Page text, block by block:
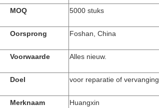
MOQ 5000 stuks
Oorsprong Foshan, China
Voorwaarde Alles nieuw.
Doel voor reparatie of vervanging
Merknaam Huangxin